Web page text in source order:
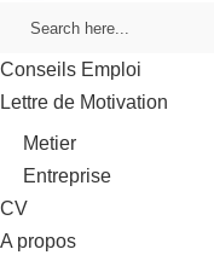
Conseils Emploi
Lettre de Motivation
Metier
Entreprise
CV
A propos